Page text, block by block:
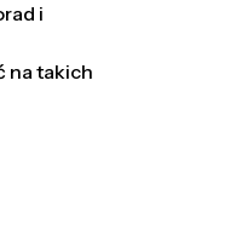
i
na takich